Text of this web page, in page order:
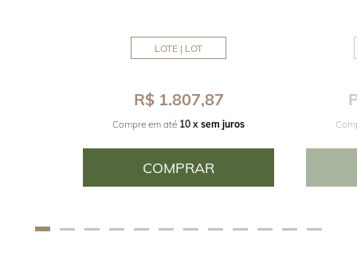
LOTE | LOT
R$ 1.807,87
Compre em até 10 x sem juros
COMPRAR